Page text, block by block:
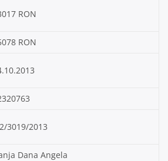
RON
RON
3019/2013
Dana Angela